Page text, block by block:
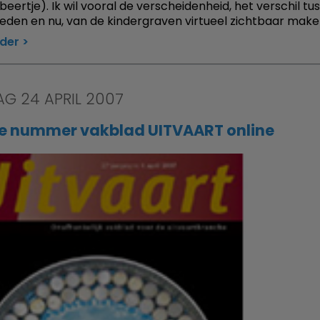
Ik wil vooral de verscheidenheid, het verschil
en nu, van de kindergraven virtueel zichtbaar
24 APRIL 2007
nummer vakblad UITVAART online